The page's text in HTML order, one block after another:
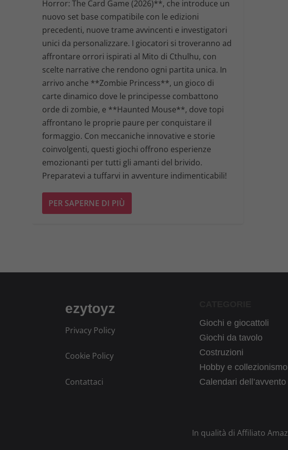
Horror: The Card Game (2026)**, che introduce un
nuovo set base compatibile con le edizioni
precedenti, nuove trame avvincenti e investigatori
unici da personalizzare. I giocatori si troveranno ad
affrontare orrori ispirati al Mito di Cthulhu, con
scelte narrative che rendono ogni partita unica. In
arrivo anche **Zombie Princess**, un gioco di
carte dinamico dove le principesse combattono
orde di zombie, e **Haunted Mouse**, dove topi
affrontano le proprie paure per conquistare il
formaggio. Con meccaniche innovative e storie
coinvolgenti, questi giochi offrono esperienze
emozionanti per tutti gli amanti del brivido.
Preparatevi a tuffarvi in avventure indimenticabili!
PER SAPERNE DI PIÙ
ezytoyz
Privacy Policy
Cookie Policy
Contattaci
Giochi e giocattoli
Giochi da tavolo
Costruzioni
Hobby e collezionismo
Calendari dell’avvento
In qualità di Affiliato